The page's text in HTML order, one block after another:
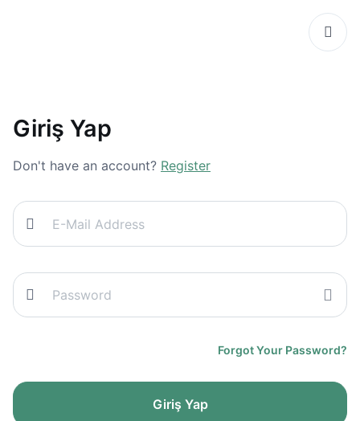
Giriş Yap
Don't have an account? Register
Forgot Your Password?
Giriş Yap